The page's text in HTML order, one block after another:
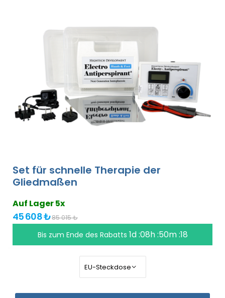
Set für schnelle Therapie der
Gliedmaßen
Auf Lager 5x
45 608 ₺85 015 ₺
Bis zum Ende des Rabatts 1d :08h :50m :18